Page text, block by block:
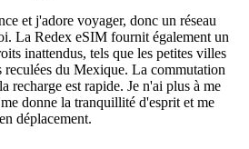
et j'adore voyager, donc un réseau
La Redex eSIM fournit également un
inattendus, tels que les petites villes
reculées du Mexique. La commutation
recharge est rapide. Je n'ai plus à me
donne la tranquillité d'esprit et me
déplacement.